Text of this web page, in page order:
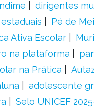
dirigentes
Pé de
Ativa Escolar
na plataforma
na Prática
adolescente
Selo UNICEF